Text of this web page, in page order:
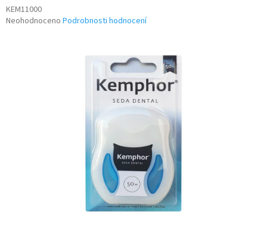
KEM11000
Průměrné
Neohodnoceno Podrobnosti hodnocení